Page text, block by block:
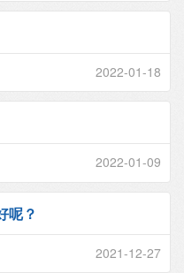
2022-01-18
2022-01-09
呢？
2021-12-27